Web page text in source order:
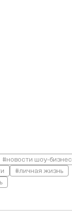
#новости шоу-
#личная жизнь